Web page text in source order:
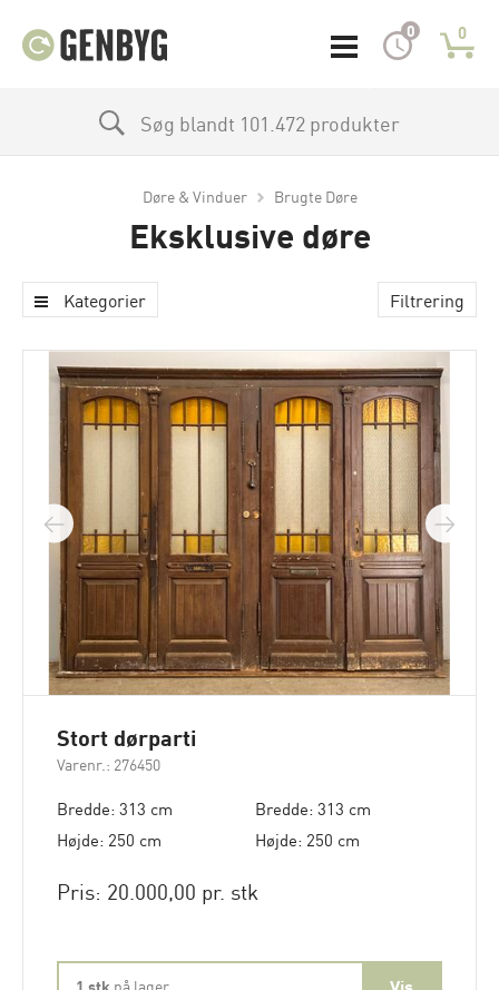
0 0
Søg blandt 101.472 produkter
Døre & Vinduer Brugte Døre
Eksklusive døre
Kategorier Filtrering
Stort dørparti
Varenr.: 276450
Bredde: 313 cm
Bredde: 313 cm
Højde: 250 cm
Højde: 250 cm
Pris: 20.000,00 pr. stk
1 stk på lager